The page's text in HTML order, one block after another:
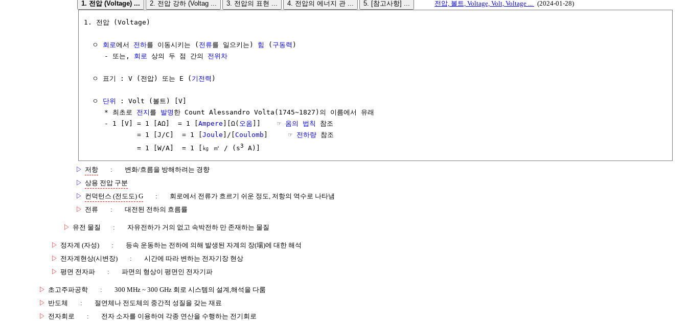
1. 전압 (Voltage) ... 2. 전압 강하 (Voltag ... 3. 전압의 표현 ... 4. 전압의 에너지 관 ... 5. [참고사항] ... 전압, 볼트, Voltage, Volt, Voltage ... (2024-01-28)
1. 전압 (Voltage)
  ㅇ
회로에서 전하를 이동시키는 ( 전류를 일으키는) 힘 ( 구동력 )
     - 또는,
회로 상의 두 점 간의 전위차
  ㅇ 표기 : V (전압) 또는 E (
기전력 )
  ㅇ
단위
: Volt (볼트) [V]
     * 최초로
전지 를 발명 한 Count Alessandro Volta(1745~1827)의 이름에서 유래
     - 1 [V] = 1 [AΩ]  = 1 [
Ampere ][Ω( 오옴 ]]    ☞ 옴의 법칙
참조
             = 1 [J/C]  = 1 [
Joule ]/[Coulomb ]     ☞ 전하량 참조
             = 1 [W/A]  = 1 [㎏ ㎡ / (s
3 A)]
▷ 저항 :
변화/흐름을 방해하려는 경향
▷ 상용 전압 구분
▷ 컨덕턴스 (전도도) G :
회로에서 전류가 흐르기 쉬운 정도, 저항의 역수로 나타냄
▷ 전류 : 대전된 전하의 흐름률
▷ 유전 물질 : 자유전하가 거의 없고 속박전하 만 존재하는 물질
▷ 정자계 (자성) :
등속 운동하는 전하에 의해 발생된 자계의 장(場)에 대한 해석
▷ 전자계현상(시변장) :
시간에 따라 변하는 전자기장 현상
▷ 평면 전자파 : 파면의 형상이 평면인 전자기파
▷ 초고주파공학 :
300 MHz ~ 300 GHz 회로 시스템의 설계,해석을 다룸
▷ 반도체 :
절연체나 전도체의 중간적 성질을 갖는 재료
▷ 전자회로 :
전자 소자를 이용하여 각종 연산을 수행하는 전기회로